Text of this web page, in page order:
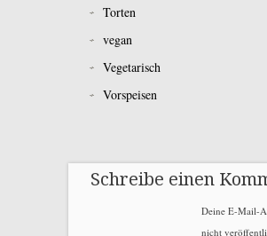
Torten
vegan
Vegetarisch
Vorspeisen
Schreibe einen
Deine E-Mail-
nicht